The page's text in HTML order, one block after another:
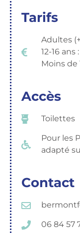
Tarifs
Adultes
12-16 ans :
Moins de
Accès
Toilettes
Pour les
adapté
Contact
06 84 57